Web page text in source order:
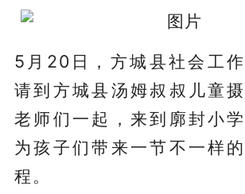
5月20日， 方城县社会工
请到方城县汤姆叔叔儿童
老师们一起，来到廓封小学
为孩子们带来一节不一样
程。